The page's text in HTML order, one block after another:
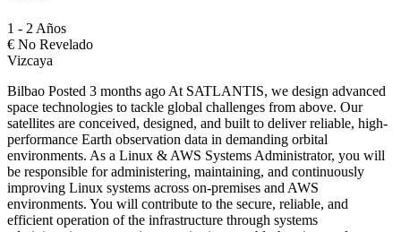
1 - 2 Años
€ No Revelado
Vizcaya
Bilbao Posted 3 months ago At SATLANTIS, we design advanced
space technologies to tackle global challenges from above. Our
satellites are conceived, designed, and built to deliver reliable, high-
performance Earth observation data in demanding orbital
environments. As a Linux & AWS Systems Administrator, you will
be responsible for administering, maintaining, and continuously
improving Linux systems across on-premises and AWS
environments. You will contribute to the secure, reliable, and
efficient operation of the infrastructure through systems